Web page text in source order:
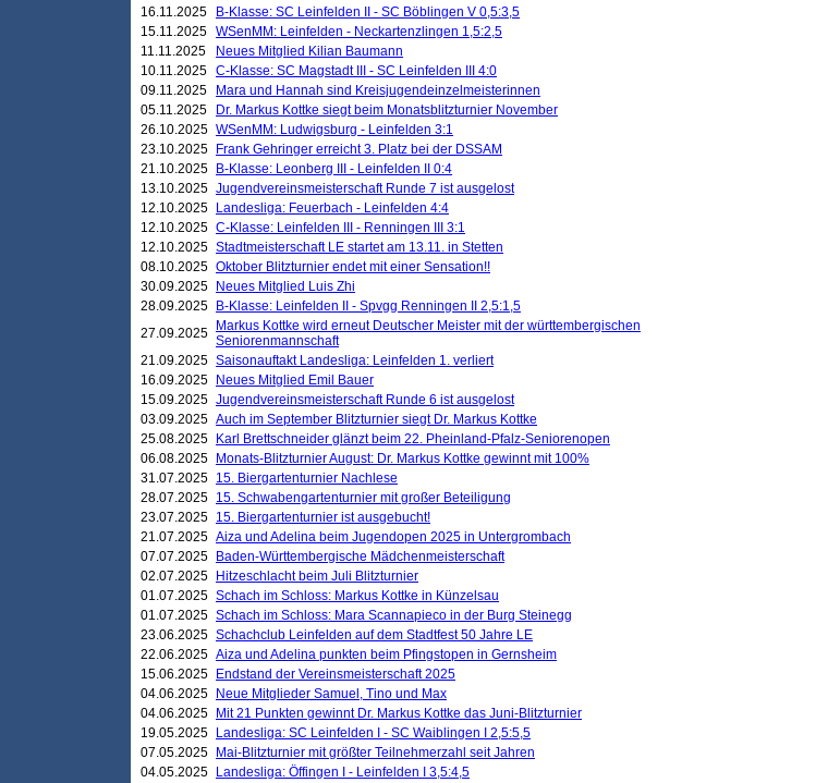
16.11.2025
B-Klasse: SC Leinfelden II - SC Böblingen V 0,5:3,5
15.11.2025 WSenMM: Leinfelden - Neckartenzlingen 1,5:2,5
11.11.2025
Neues Mitglied Kilian Baumann
10.11.2025 C-Klasse: SC Magstadt III - SC Leinfelden III 4:0
09.11.2025
Mara und Hannah sind Kreisjugendeinzelmeisterinnen
05.11.2025
Dr. Markus Kottke siegt beim Monatsblitzturnier November
26.10.2025 WSenMM: Ludwigsburg - Leinfelden 3:1
23.10.2025
Frank Gehringer erreicht 3. Platz bei der DSSAM
21.10.2025
B-Klasse: Leonberg III - Leinfelden II 0:4
13.10.2025 Jugendvereinsmeisterschaft Runde 7 ist ausgelost
12.10.2025
Landesliga: Feuerbach - Leinfelden 4:4
12.10.2025 C-Klasse: Leinfelden III - Renningen III 3:1
12.10.2025 Stadtmeisterschaft LE startet am 13.11. in Stetten
08.10.2025 Oktober Blitzturnier endet mit einer Sensation!!
30.09.2025
Neues Mitglied Luis Zhi
28.09.2025
B-Klasse: Leinfelden II - Spvgg Renningen II 2,5:1,5
27.09.2025
Markus Kottke wird erneut Deutscher Meister mit der württembergischen
Seniorenmannschaft
21.09.2025 Saisonauftakt Landesliga: Leinfelden 1. verliert
16.09.2025
Neues Mitglied Emil Bauer
15.09.2025 Jugendvereinsmeisterschaft Runde 6 ist ausgelost
03.09.2025 Auch im September Blitzturnier siegt Dr. Markus Kottke
25.08.2025
Karl Brettschneider glänzt beim 22. Pheinland-Pfalz-Seniorenopen
06.08.2025
Monats-Blitzturnier August: Dr. Markus Kottke gewinnt mit 100%
31.07.2025 15. Biergartenturnier Nachlese
28.07.2025 15. Schwabengartenturnier mit großer Beteiligung
23.07.2025 15. Biergartenturnier ist ausgebucht!
21.07.2025 Aiza und Adelina beim Jugendopen 2025 in Untergrombach
07.07.2025
Baden-Württembergische Mädchenmeisterschaft
02.07.2025
Hitzeschlacht beim Juli Blitzturnier
01.07.2025 Schach im Schloss: Markus Kottke in Künzelsau
01.07.2025 Schach im Schloss: Mara Scannapieco in der Burg Steinegg
23.06.2025 Schachclub Leinfelden auf dem Stadtfest 50 Jahre LE
22.06.2025 Aiza und Adelina punkten beim Pfingstopen in Gernsheim
15.06.2025
Endstand der Vereinsmeisterschaft 2025
04.06.2025
Neue Mitglieder Samuel, Tino und Max
04.06.2025
Mit 21 Punkten gewinnt Dr. Markus Kottke das Juni-Blitzturnier
19.05.2025
Landesliga: SC Leinfelden I - SC Waiblingen I 2,5:5,5
07.05.2025
Mai-Blitzturnier mit größter Teilnehmerzahl seit Jahren
04.05.2025
Landesliga: Öffingen I - Leinfelden I 3,5:4,5